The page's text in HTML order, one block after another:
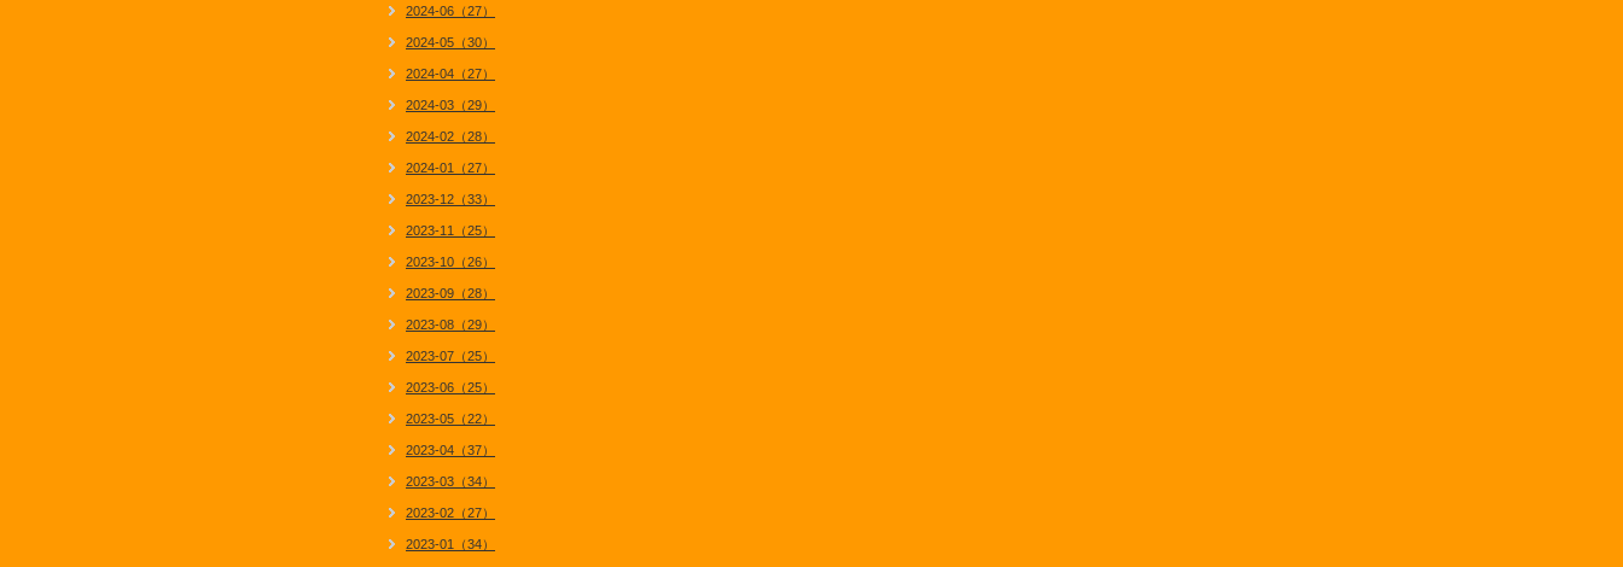
2024-06（27）
2024-05（30）
2024-04（27）
2024-03（29）
2024-02（28）
2024-01（27）
2023-12（33）
2023-11（25）
2023-10（26）
2023-09（28）
2023-08（29）
2023-07（25）
2023-06（25）
2023-05（22）
2023-04（37）
2023-03（34）
2023-02（27）
2023-01（34）